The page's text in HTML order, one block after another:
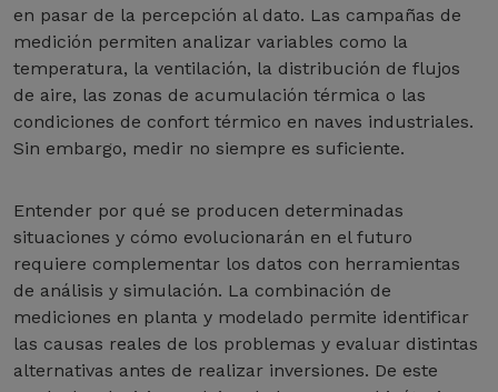
en pasar de la percepción al dato. Las campañas de
medición permiten analizar variables como la
temperatura, la ventilación, la distribución de flujos
de aire, las zonas de acumulación térmica o las
condiciones de confort térmico en naves industriales.
Sin embargo, medir no siempre es suficiente.
Entender por qué se producen determinadas
situaciones y cómo evolucionarán en el futuro
requiere complementar los datos con herramientas
de análisis y simulación. La combinación de
mediciones en planta y modelado permite identificar
las causas reales de los problemas y evaluar distintas
alternativas antes de realizar inversiones. De este